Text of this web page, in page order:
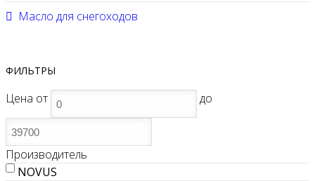
Масло для снегоходов
ФИЛЬТРЫ
Цена от до
Производитель
NOVUS